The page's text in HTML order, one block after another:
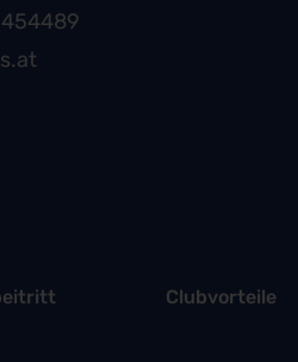
Clubvorteile